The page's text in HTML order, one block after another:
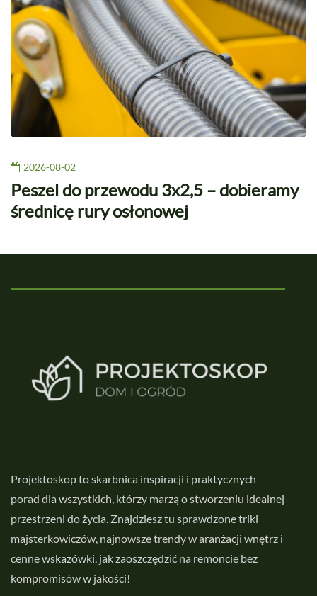
2026-08-02
Peszel do przewodu 3x2,5 – dobieramy
średnicę rury osłonowej
Projektoskop to skarbnica inspiracji i praktycznych
porad dla wszystkich, którzy marzą o stworzeniu idealnej
przestrzeni do życia. Znajdziesz tu sprawdzone triki
majsterkowiczów, najnowsze trendy w aranżacji wnętrz i
cenne wskazówki, jak zaoszczędzić na remoncie bez
kompromisów w jakości!